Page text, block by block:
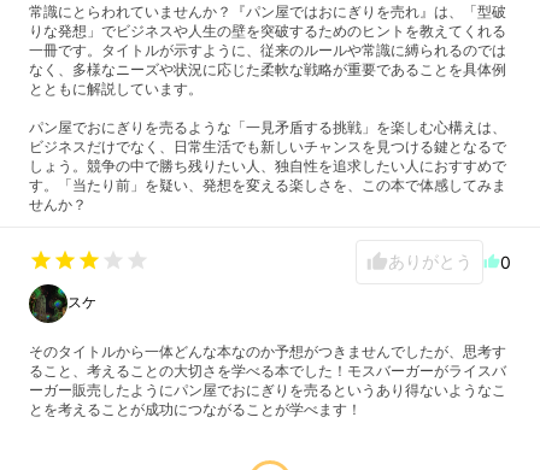
常識にとらわれていませんか？『パン屋ではおにぎりを売れ』は、「型破
りな発想」でビジネスや人生の壁を突破するためのヒントを教えてくれる
一冊です。タイトルが示すように、従来のルールや常識に縛られるのでは
なく、多様なニーズや状況に応じた柔軟な戦略が重要であることを具体例
とともに解説しています。
パン屋でおにぎりを売るような「一見矛盾する挑戦」を楽しむ心構えは、
ビジネスだけでなく、日常生活でも新しいチャンスを見つける鍵となるで
しょう。競争の中で勝ち残りたい人、独自性を追求したい人におすすめで
す。「当たり前」を疑い、発想を変える楽しさを、この本で体感してみま
せんか？
star star star star star thumb_upありがとう thumb_up0
スケ
そのタイトルから一体どんな本なのか予想がつきませんでしたが、思考す
ること、考えることの大切さを学べる本でした！モスバーガーがライスバ
ーガー販売したようにパン屋でおにぎりを売るというあり得ないようなこ
とを考えることが成功につながることが学べます！